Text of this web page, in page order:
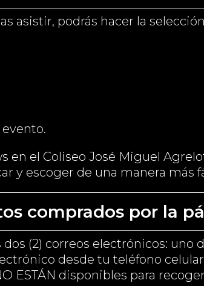
asistir, podrás hacer la
en el Coliseo José Miguel
y escoger de una manera más
comprados por la
(2) correos electrónicos:
desde tu teléfono
ESTÁN disponibles para